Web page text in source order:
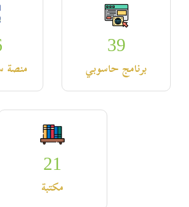
39
برنامج حاسوبي منصة
21
مكتبة